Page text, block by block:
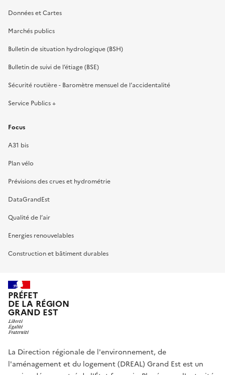
Données et Cartes
Marchés publics
Bulletin de situation hydrologique (BSH)
Bulletin de suivi de l’étiage (BSE)
Sécurité routière - Baromètre mensuel de l’accidentalité
Service Publics +
Focus
A31 bis
Plan vélo
Prévisions des crues et hydrométrie
DataGrandEst
Qualité de l’air
Energies renouvelables
Construction et bâtiment durables
PRÉFET
DE LA RÉGION
GRAND EST
La Direction régionale de l'environnement, de
l'aménagement et du logement (DREAL) Grand Est est un